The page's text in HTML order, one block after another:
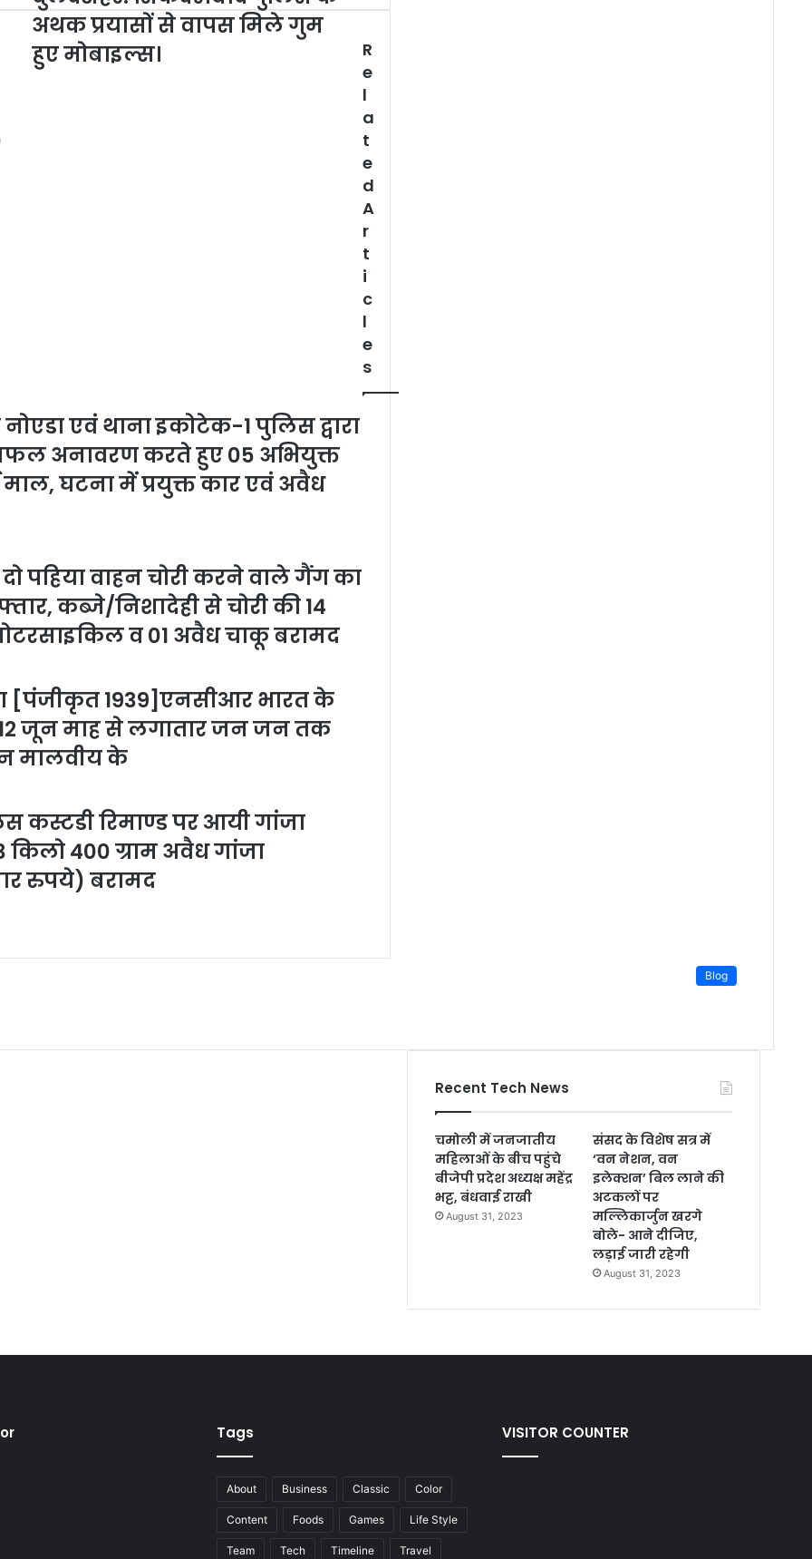
अथक प्रयासों से वापस मिले गुम
हुए मोबाइल्स।
R
e
l
a
t
e
d
A
r
t
i
c
l
e
s
एवं थाना इकोटेक-1 पुलिस द्वारा
सफल अनावरण करते हुए 05 अभियुक्त
घटना में प्रयुक्त कार एवं अवैध
दो पहिया वाहन चोरी करने वाले गैंग का
कब्जे/निशादेही से चोरी की 14
व 01 अवैध चाकू बरामद
[पंजीकृत 1939]एनसीआर भारत के
12 जून माह से लगातार जन जन तक
मालवीय के
कस्टडी रिमाण्ड पर आयी गांजा
किलो 400 ग्राम अवैध गांजा
रुपये) बरामद
Blog
Recent Tech News
चमोली में जनजातीय
महिलाओं के बीच पहुंचे
बीजेपी प्रदेश अध्यक्ष महेंद्र
भट्ट, बंधवाई राखी
August 31, 2023
संसद के विशेष सत्र में
‘वन नेशन, वन
इलेक्शन’ बिल लाने की
अटकलों पर
मल्लिकार्जुन खरगे
बोले- आने दीजिए,
लड़ाई जारी रहेगी
August 31, 2023
Tags
About Business Classic Color
Content Foods Games Life Style
Team Tech Timeline Travel
VISITOR COUNTER